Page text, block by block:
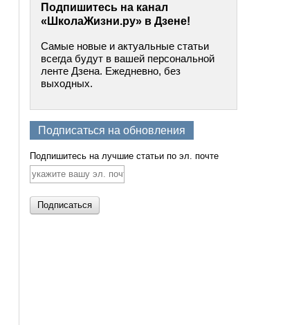
Подпишитесь на канал
«ШколаЖизни.ру» в Дзене!
Самые новые и актуальные статьи
всегда будут в вашей персональной
ленте Дзена. Ежедневно, без
выходных.
Подписаться на обновления
Подпишитесь на лучшие статьи по эл. почте